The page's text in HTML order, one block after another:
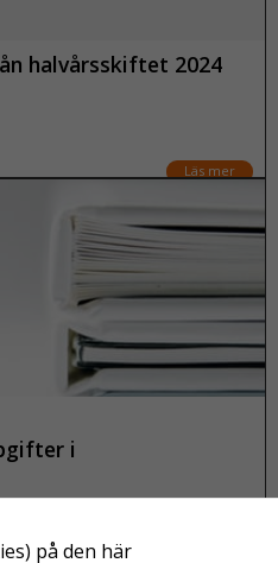
halvårsskiftet 2024
Läs mer
i
på den här
Nödvändiga
Dessa kakor
går inte att
behövs för
webbplatsen
taget ska